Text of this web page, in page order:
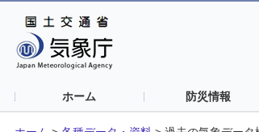
ホーム 防災情報